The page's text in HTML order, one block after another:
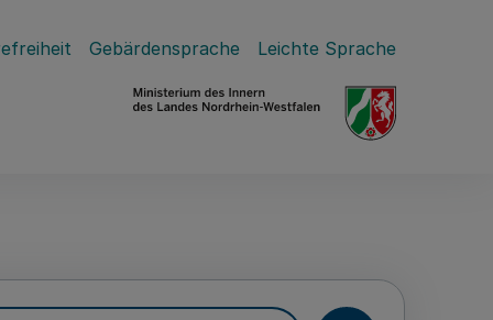
Gebärdensprache Leichte Sprache